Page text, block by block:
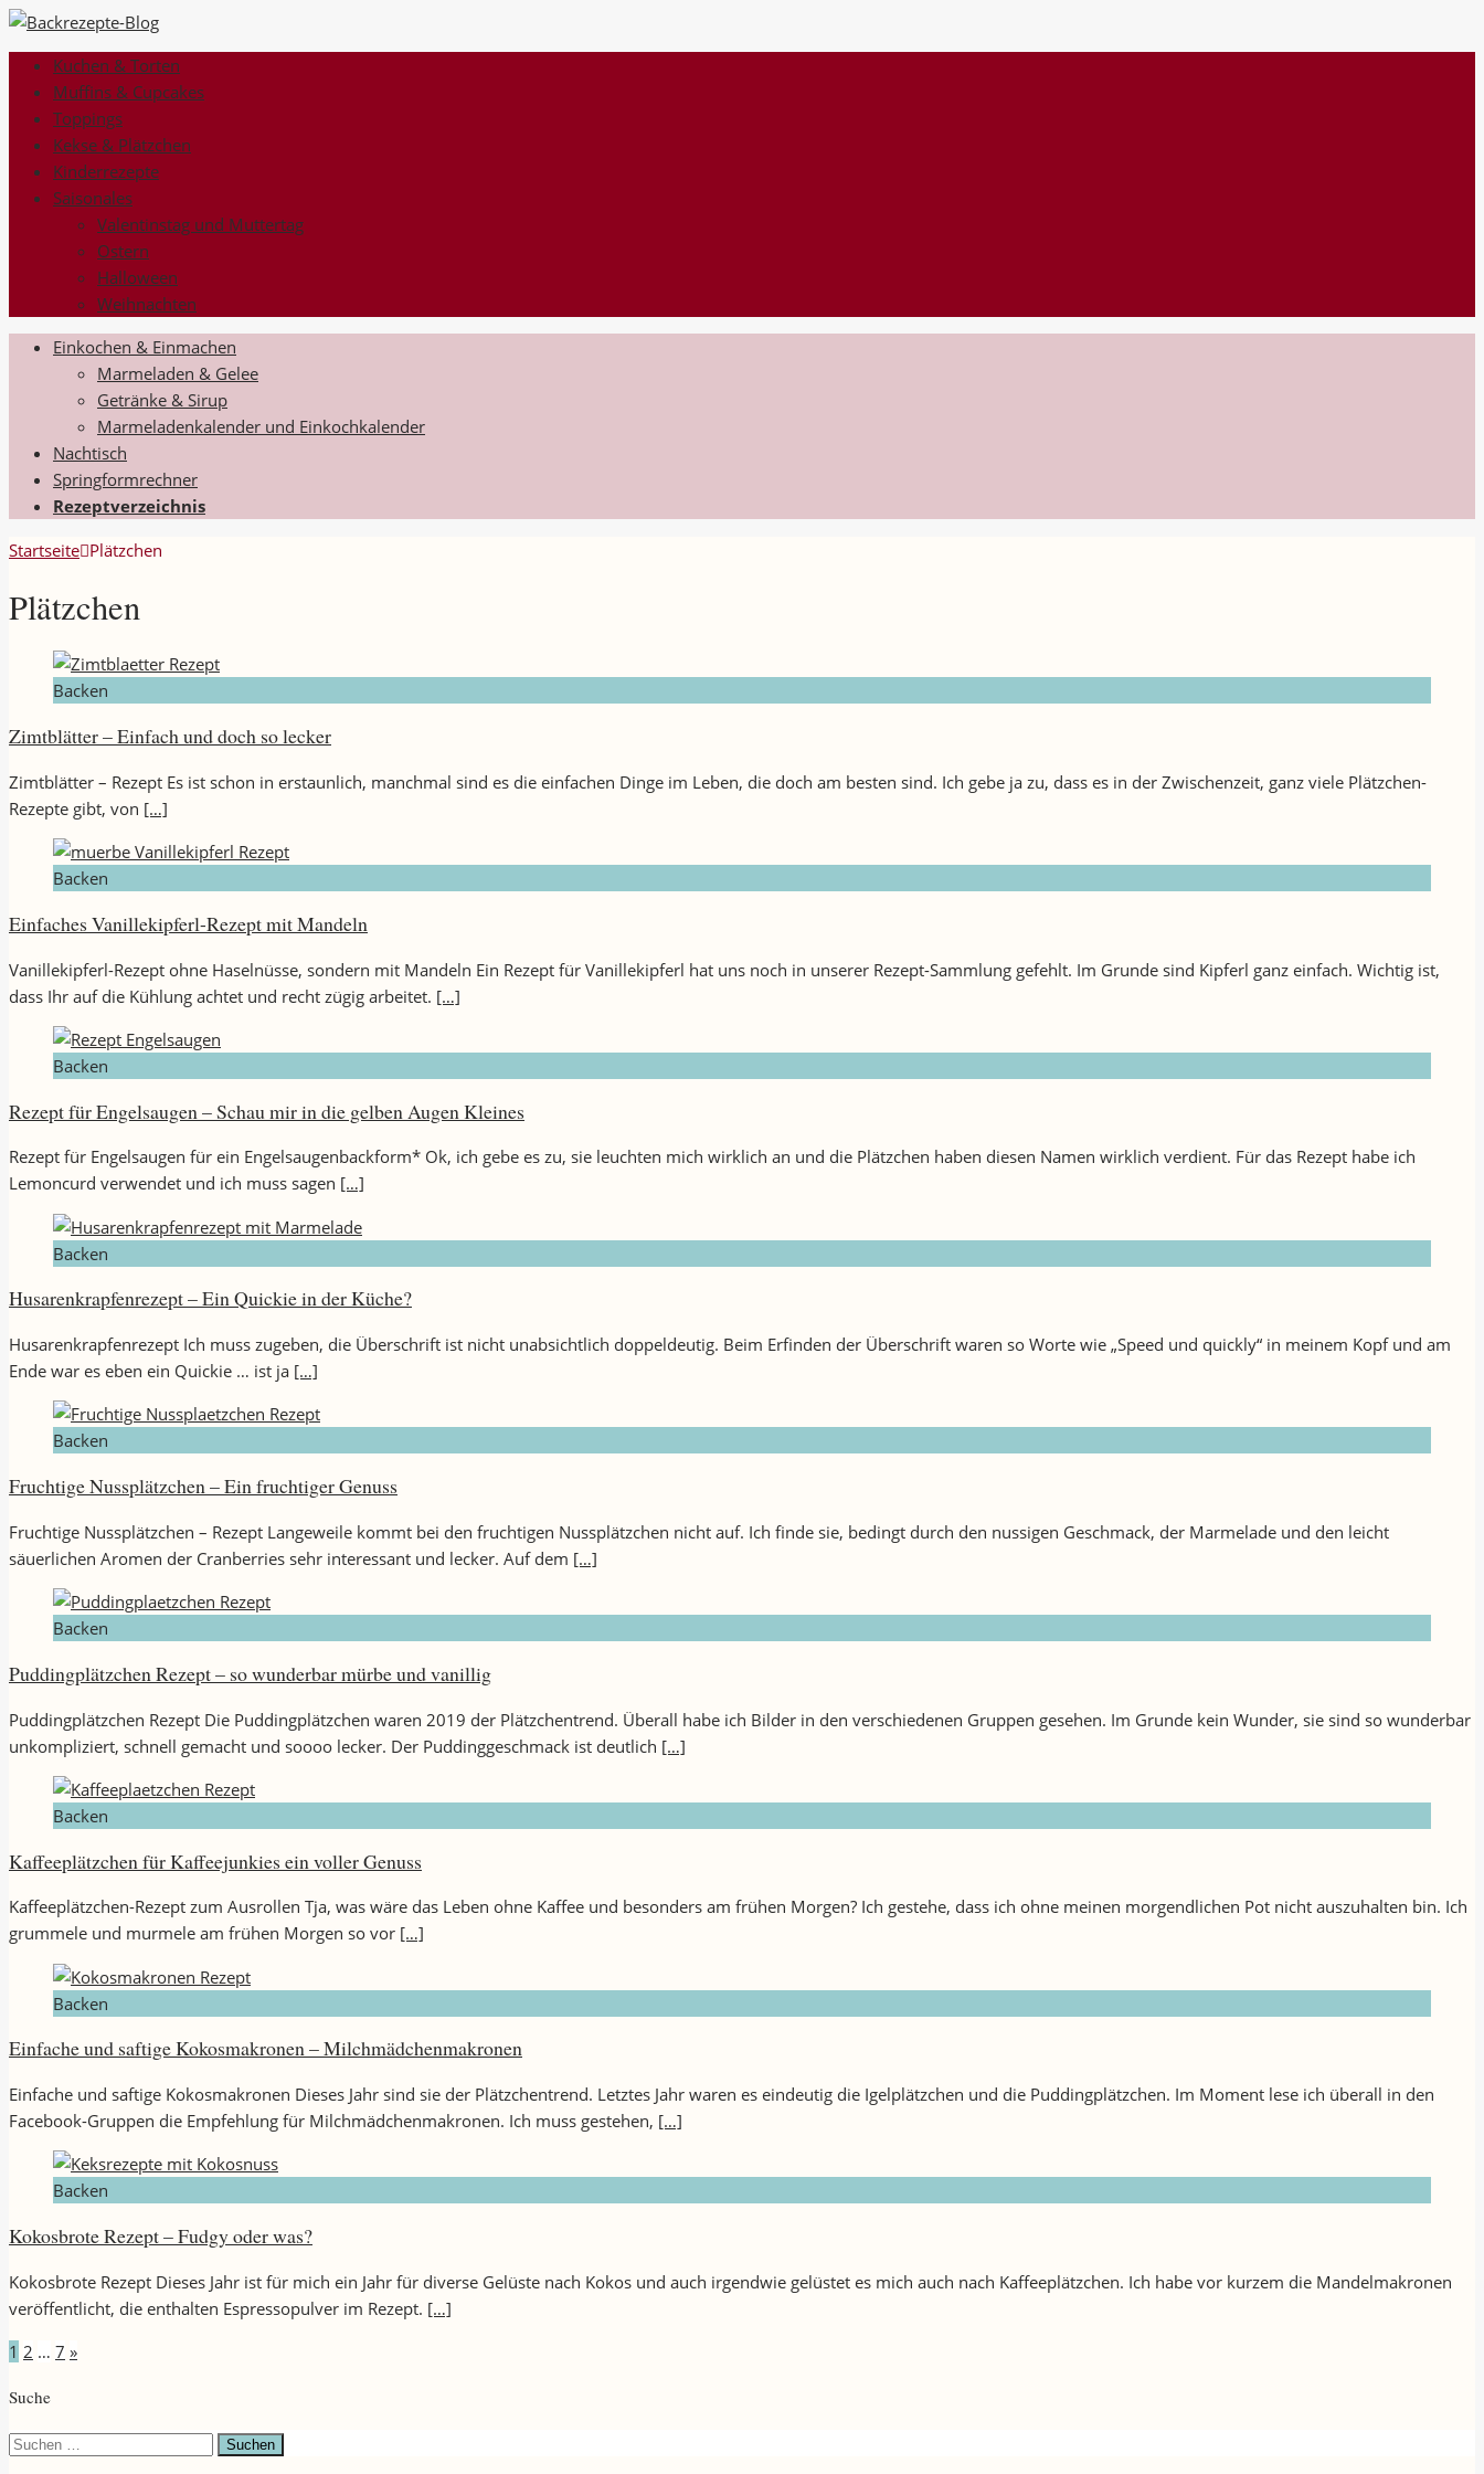
Kuchen & Torten
Muffins & Cupcakes
Toppings
Kekse & Plätzchen
Kinderrezepte
Saisonales
Valentinstag und Muttertag
Ostern
Halloween
Weihnachten
Einkochen & Einmachen
Marmeladen & Gelee
Getränke & Sirup
Marmeladenkalender und Einkochkalender
Nachtisch
Springformrechner
Rezeptverzeichnis
Startseite Plätzchen
Plätzchen
Backen
Zimtblätter – Einfach und doch so lecker
Zimtblätter – Rezept Es ist schon in erstaunlich, manchmal sind es die einfachen Dinge im Leben, die doch am besten sind. Ich gebe ja zu, dass es in der Zwischenzeit, ganz viele Plätzchen-
Rezepte gibt, von […]
Backen
Einfaches Vanillekipferl-Rezept mit Mandeln
Vanillekipferl-Rezept ohne Haselnüsse, sondern mit Mandeln Ein Rezept für Vanillekipferl hat uns noch in unserer Rezept-Sammlung gefehlt. Im Grunde sind Kipferl ganz einfach. Wichtig ist,
dass Ihr auf die Kühlung achtet und recht zügig arbeitet. […]
Backen
Rezept für Engelsaugen – Schau mir in die gelben Augen Kleines
Rezept für Engelsaugen für ein Engelsaugenbackform* Ok, ich gebe es zu, sie leuchten mich wirklich an und die Plätzchen haben diesen Namen wirklich verdient. Für das Rezept habe ich
Lemoncurd verwendet und ich muss sagen […]
Backen
Husarenkrapfenrezept – Ein Quickie in der Küche?
Husarenkrapfenrezept Ich muss zugeben, die Überschrift ist nicht unabsichtlich doppeldeutig. Beim Erfinden der Überschrift waren so Worte wie „Speed und quickly“ in meinem Kopf und am
Ende war es eben ein Quickie … ist ja […]
Backen
Fruchtige Nussplätzchen – Ein fruchtiger Genuss
Fruchtige Nussplätzchen – Rezept Langeweile kommt bei den fruchtigen Nussplätzchen nicht auf. Ich finde sie, bedingt durch den nussigen Geschmack, der Marmelade und den leicht
säuerlichen Aromen der Cranberries sehr interessant und lecker. Auf dem […]
Backen
Puddingplätzchen Rezept – so wunderbar mürbe und vanillig
Puddingplätzchen Rezept Die Puddingplätzchen waren 2019 der Plätzchentrend. Überall habe ich Bilder in den verschiedenen Gruppen gesehen. Im Grunde kein Wunder, sie sind so wunderbar
unkompliziert, schnell gemacht und soooo lecker. Der Puddinggeschmack ist deutlich […]
Backen
Kaffeeplätzchen für Kaffeejunkies ein voller Genuss
Kaffeeplätzchen-Rezept zum Ausrollen Tja, was wäre das Leben ohne Kaffee und besonders am frühen Morgen? Ich gestehe, dass ich ohne meinen morgendlichen Pot nicht auszuhalten bin. Ich
grummele und murmele am frühen Morgen so vor […]
Backen
Einfache und saftige Kokosmakronen – Milchmädchenmakronen
Einfache und saftige Kokosmakronen Dieses Jahr sind sie der Plätzchentrend. Letztes Jahr waren es eindeutig die Igelplätzchen und die Puddingplätzchen. Im Moment lese ich überall in den
Facebook-Gruppen die Empfehlung für Milchmädchenmakronen. Ich muss gestehen, […]
Backen
Kokosbrote Rezept – Fudgy oder was?
Kokosbrote Rezept Dieses Jahr ist für mich ein Jahr für diverse Gelüste nach Kokos und auch irgendwie gelüstet es mich auch nach Kaffeeplätzchen. Ich habe vor kurzem die Mandelmakronen
veröffentlicht, die enthalten Espressopulver im Rezept. […]
Seitennummerierung
der
1 2 … 7 »
Suche
Suchen